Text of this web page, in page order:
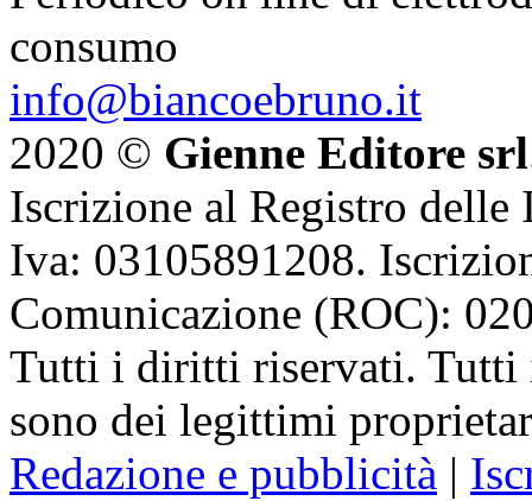
consumo
info@biancoebruno.it
2020 © Gienne Editore srl
Iscrizione al Registro delle
Iva: 03105891208.
Comunicazione (ROC):
Tutti i diritti riservati. Tutti
sono dei legittimi
Redazione e pubblicità |